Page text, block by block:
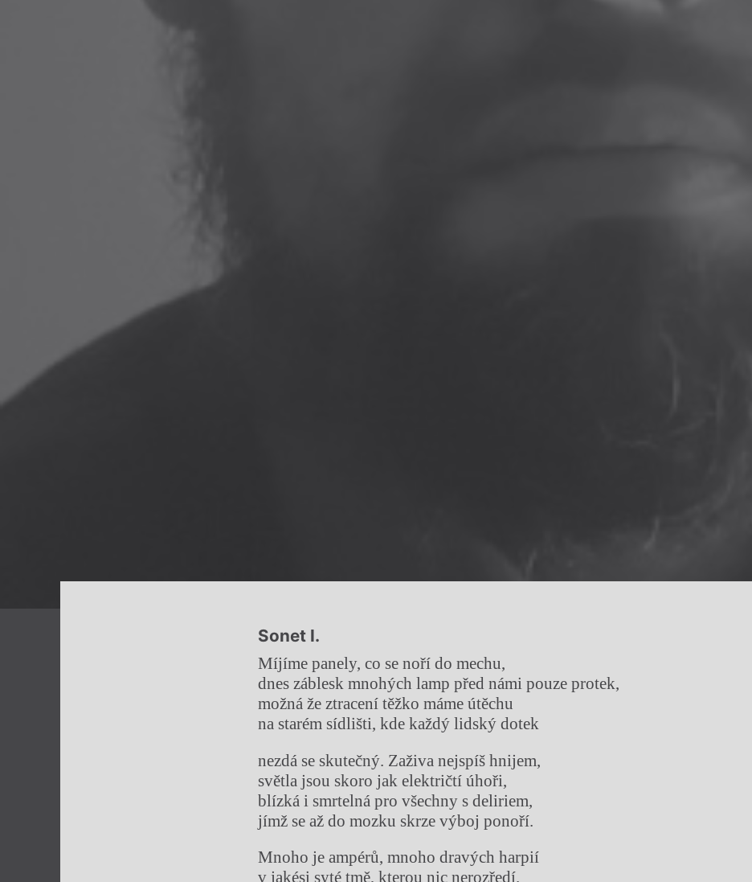
Sonet I.
Míjíme panely, co se noří do mechu,
dnes záblesk mnohých lamp před námi pouze protek,
možná že ztracení těžko máme útěchu
na starém sídlišti, kde každý lidský dotek
nezdá se skutečný. Zaživa nejspíš hnijem,
světla jsou skoro jak električtí úhoři,
blízká i smrtelná pro všechny s deliriem,
jímž se až do mozku skrze výboj ponoří.
Mnoho je ampérů, mnoho dravých harpií
v jakési syté tmě, kterou nic nerozředí.